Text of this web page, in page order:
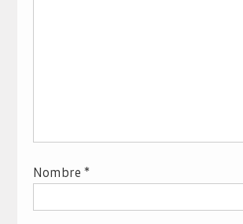
Nombre *